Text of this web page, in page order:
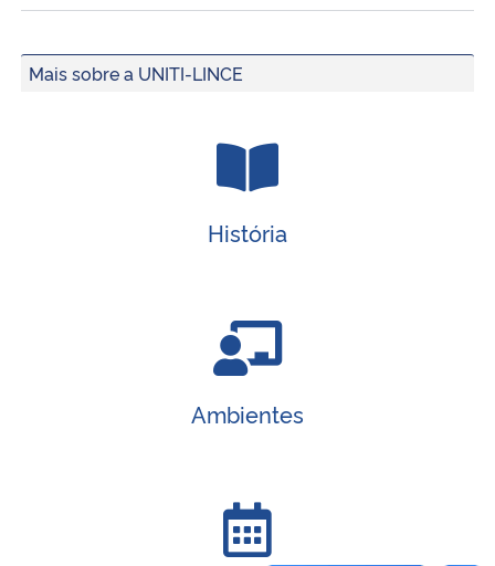
Secretaria-Geral
Secretaria de Governo
Mais sobre a UNITI-LINCE
História
Ambientes